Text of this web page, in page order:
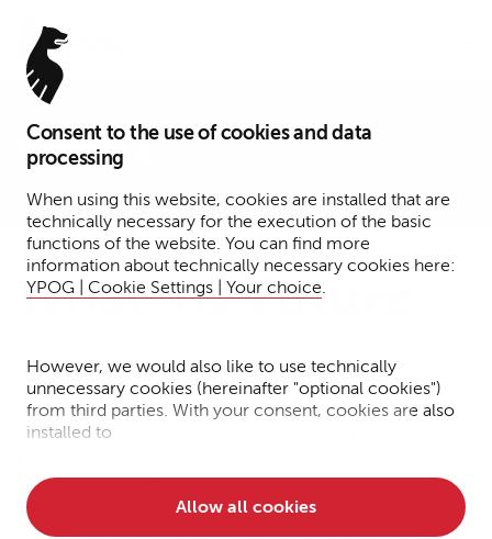
Consent to the use of cookies and data
processing
When using this website, cookies are installed that are
technically necessary for the execution of the basic
functions of the website. You can find more
information about technically necessary cookies here:
YPOG | Cookie Settings | Your choice.
However, we would also like to use technically
unnecessary cookies (hereinafter "optional cookies")
from third parties. With your consent, cookies are also
installed to
• improve the functionality of the website and
Allow all cookies
Karriere
What theFuture
Wir wollen etwas bewegen. Gemeinsam mit unseren
Mandant:innen. Gemeinsam mit dir.
Du wirst Teil einer unkonventionellen Law Firm. Die
den Geist junger Gründer:innen.
Bei YPOG denken wir zukunftsorientiert. Unser Ziel: den